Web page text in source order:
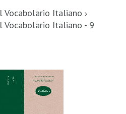
Italiano
Italiano - 9